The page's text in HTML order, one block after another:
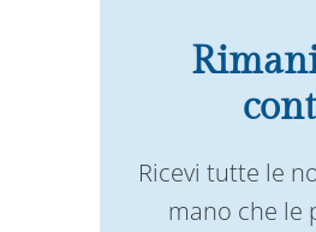
Ricevi tutte le
mano che le